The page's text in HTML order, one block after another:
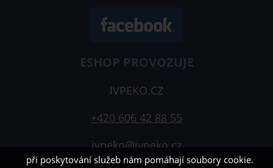
ESHOP PROVOZUJE
IVPEKO.CZ
+420 606 42 88 55
ivpeko@ivpeko.cz
při poskytování služeb nám pomáhají soubory cookie.